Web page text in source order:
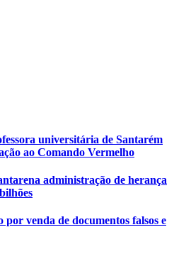
universitária de Santarém
ao Comando Vermelho
administração de herança
venda de documentos falsos e